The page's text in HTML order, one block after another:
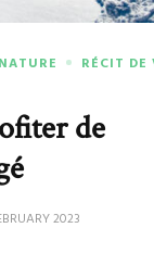
NATURE
RÉCIT DE
de
2023